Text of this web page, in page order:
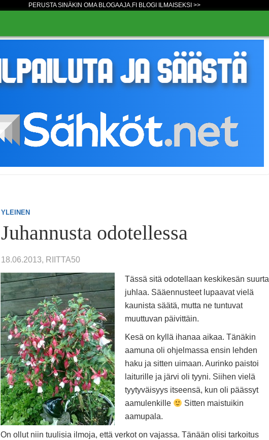
PERUSTA SINÄKIN OMA BLOGAAJA.FI BLOGI ILMAISEKSI >>
YLEINEN
Juhannusta odotellessa
18.06.2013, RIITTA50
Tässä sitä odotellaan keskikesän suurta
juhlaa. Sääennusteet lupaavat vielä
kaunista säätä, mutta ne tuntuvat
muuttuvan päivittäin.
Kesä on kyllä ihanaa aikaa. Tänäkin
aamuna oli ohjelmassa ensin lehden
haku ja sitten uimaan. Aurinko paistoi
laiturille ja järvi oli tyyni. Siihen vielä
tyytyväisyys itseensä, kun oli päässyt
aamulenkille
Sitten maistuikin
aamupala.
On ollut niin tuulisia ilmoja, että verkot on vajassa. Tänään olisi tarkoitus